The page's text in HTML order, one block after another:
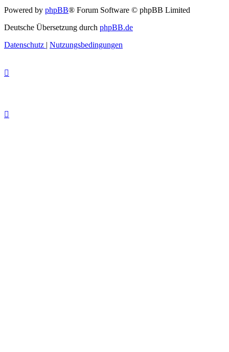
Powered by phpBB® Forum Software © phpBB Limited
Deutsche Übersetzung durch phpBB.de
Datenschutz | Nutzungsbedingungen